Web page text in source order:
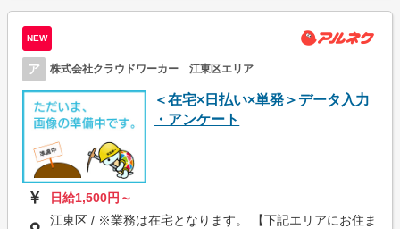
NEW
ア 株式会社クラウドワーカー 江東区エリア
＜在宅×日払い×単発＞データ入力
・アンケート
日給1,500円～
江東区 / ※業務は在宅となります。 【下記エリアにお住ま